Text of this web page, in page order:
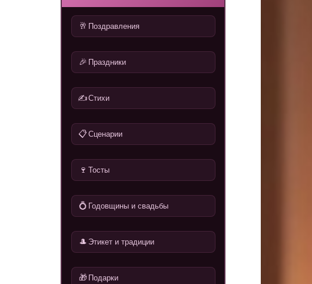
🥂 Поздравления
🎉 Праздники
✍️Стихи
📋 Сценарии
🍷 Тосты
💍 Годовщины и свадьбы
🎩 Этикет и традиции
🎁 Подарки